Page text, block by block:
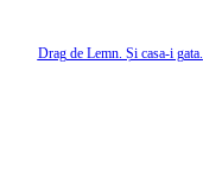
Drag de Lemn. Și casa-i gata.